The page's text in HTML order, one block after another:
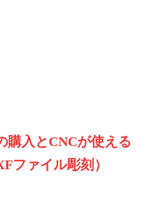
購入とCNCが使える
ファイル彫刻）